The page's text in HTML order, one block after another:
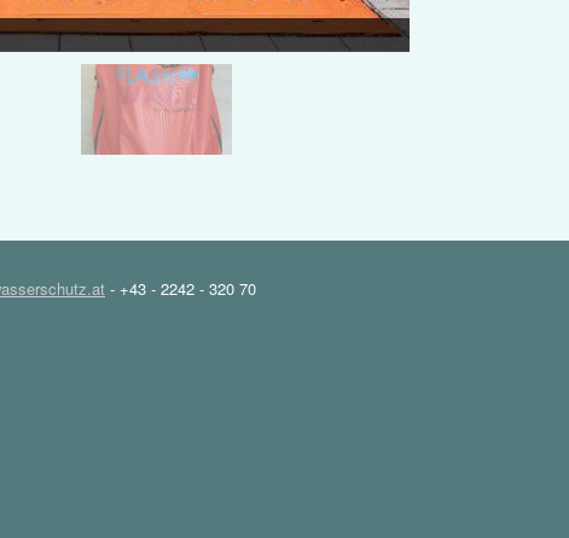
- +43 - 2242 - 320 70